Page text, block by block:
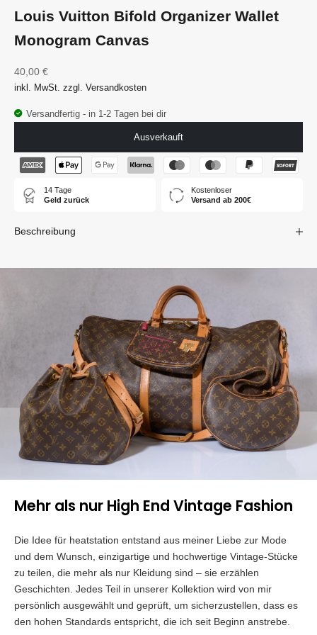
Louis Vuitton Bifold Organizer Wallet
Monogram Canvas
Angebot
40,00 €
inkl. MwSt. zzgl. Versandkosten
Versandfertig - in 1-2 Tagen bei dir
Ausverkauft
14 Tage
Geld zurück
Kostenloser
Versand ab 200€
Beschreibung
Mehr als nur High End Vintage Fashion
Die Idee für heatstation entstand aus meiner Liebe zur Mode
und dem Wunsch, einzigartige und hochwertige Vintage-Stücke
zu teilen, die mehr als nur Kleidung sind – sie erzählen
Geschichten. Jedes Teil in unserer Kollektion wird von mir
persönlich ausgewählt und geprüft, um sicherzustellen, dass es
den hohen Standards entspricht, die ich seit Beginn anstrebe.